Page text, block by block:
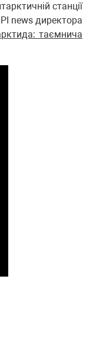
станції
news директора
таємнича